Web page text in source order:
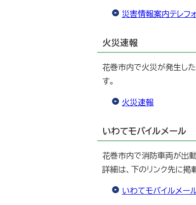
災害情報案内テレフ
火災速報
花巻市内で火災が発生し
す。
火災速報
いわてモバイルメール
花巻市内で消防車両が出
詳細は、下のリンク先に掲
いわてモバイルメー